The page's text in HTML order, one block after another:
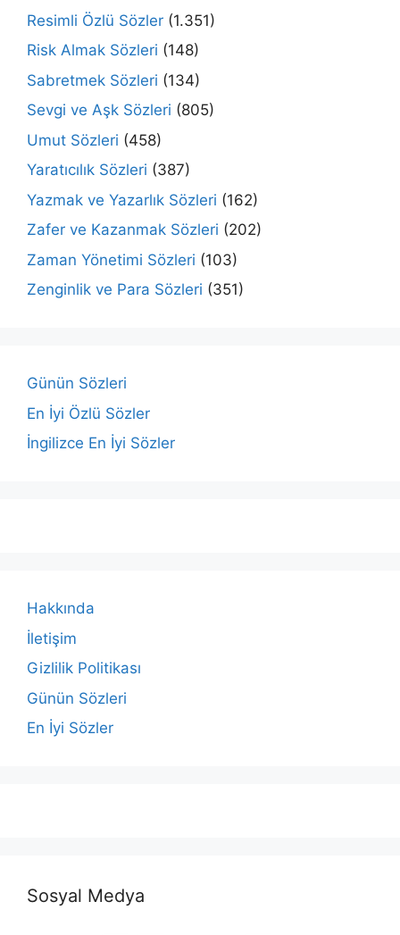
Resimli Özlü Sözler (1.351)
Risk Almak Sözleri (148)
Sabretmek Sözleri (134)
Sevgi ve Aşk Sözleri (805)
Umut Sözleri (458)
Yaratıcılık Sözleri (387)
Yazmak ve Yazarlık Sözleri (162)
Zafer ve Kazanmak Sözleri (202)
Zaman Yönetimi Sözleri (103)
Zenginlik ve Para Sözleri (351)
Günün Sözleri
En İyi Özlü Sözler
İngilizce En İyi Sözler
Hakkında
İletişim
Gizlilik Politikası
Günün Sözleri
En İyi Sözler
Sosyal Medya